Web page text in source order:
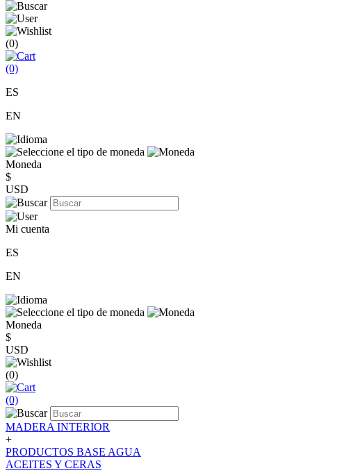
(0)
(0)
ES
EN
Moneda
$
USD
Mi cuenta
ES
EN
Moneda
$
USD
(0)
(0)
MADERA INTERIOR
+
PRODUCTOS BASE AGUA
ACEITES Y CERAS